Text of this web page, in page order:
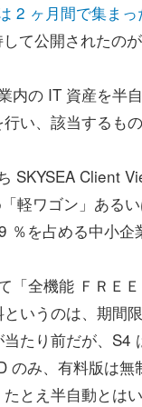
2 ヶ月間で集ま
て公開されたの
の IT 資産を半
い、該当するも
SKYSEA Client
軽ワゴン」ある
を占める中小企
全機能 ＦＲＥ
いうのは、期間
たり前だが、S4
み、有料版は無
とえ半自動とは